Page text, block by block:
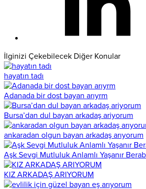
İlginizi Çekebilecek Diğer Konular
hayatın tadı
Adanada bir dost bayan arıyrm
Bursa’dan dul bayan arkadaş ariyorum
ankaradan olgun bayan arkadaş arıyorum
Aşk Sevgi Mutluluk Anlamlı Yaşanır
KIZ ARKADAŞ ARIYORUM